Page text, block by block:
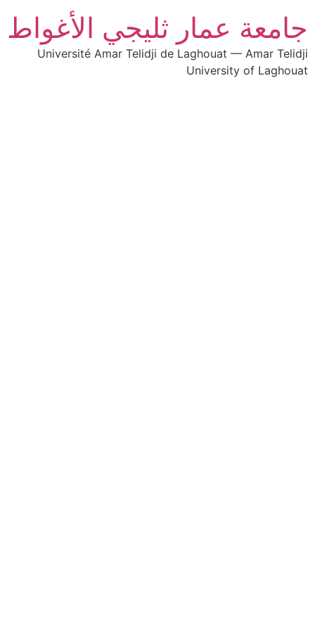
جامعة عمار ثليجي الأغواط
Université Amar Telidji de Laghouat — Amar Telidji
University of Laghouat